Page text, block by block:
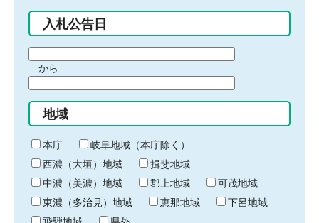
入札公告日
間
始
り
から
間
終
わ
り
地域
本庁
岐阜地域（本庁除く）
西濃（大垣）地域
揖斐地域
中濃（美濃）地域
郡上地域
可茂地域
東濃（多治見）地域
恵那地域
下呂地域